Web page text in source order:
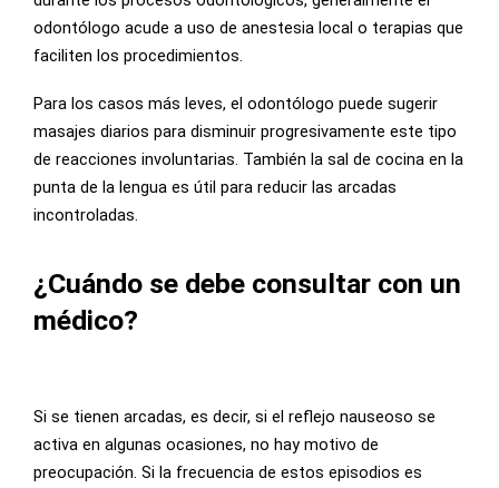
odontólogo acude a uso de anestesia local o terapias que
faciliten los procedimientos.
Para los casos más leves, el odontólogo puede sugerir
masajes diarios para disminuir progresivamente este tipo
de reacciones involuntarias. También la sal de cocina en la
punta de la lengua es útil para reducir las arcadas
incontroladas.
¿Cuándo se debe consultar con un
médico?
Si se tienen arcadas, es decir, si el reflejo nauseoso se
activa en algunas ocasiones, no hay motivo de
preocupación. Si la frecuencia de estos episodios es